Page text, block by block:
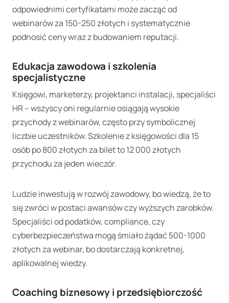
odpowiednimi certyfikatami może zacząć od
webinarów za 150-250 złotych i systematycznie
podnosić ceny wraz z budowaniem reputacji.
Edukacja zawodowa i szkolenia
specjalistyczne
Księgowi, marketerzy, projektanci instalacji, specjaliści
HR – wszyscy oni regularnie osiągają wysokie
przychody z webinarów, często przy symbolicznej
liczbie uczestników. Szkolenie z księgowości dla 15
osób po 800 złotych za bilet to 12 000 złotych
przychodu za jeden wieczór.
Ludzie inwestują w rozwój zawodowy, bo wiedzą, że to
się zwróci w postaci awansów czy wyższych zarobków.
Specjaliści od podatków, compliance, czy
cyberbezpieczeństwa mogą śmiało żądać 500-1000
złotych za webinar, bo dostarczają konkretnej,
aplikowalnej wiedzy.
Coaching biznesowy i przedsiębiorczość